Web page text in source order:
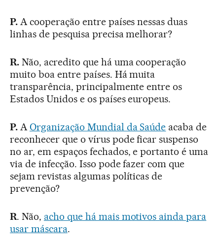
P. A cooperação entre países nessas duas
linhas de pesquisa precisa melhorar?
R.Não, acredito que há uma cooperação
muito boa entre países. Há muita
transparência, principalmente entre os
Estados Unidos e os países europeus.
P.A Organização Mundial da Saúde acaba de
reconhecer que o vírus pode ficar suspenso
no ar, em espaços fechados, e portanto é uma
via de infecção. Isso pode fazer com que
sejam revistas algumas políticas de
prevenção?
R. Não, acho que há mais motivos ainda para
usar máscara.